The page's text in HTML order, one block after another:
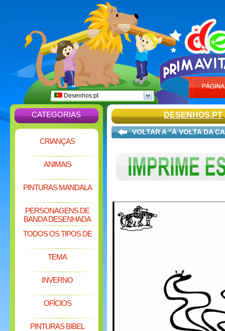
Desenhos.pt
CATEGORIAS
CRIANÇAS
ANIMAIS
PINTURAS MANDALA
PERSONAGENS DE
BANDA DESENHADA
TODOS OS TIPOS DE
TEMA
INVERNO
OFÍCIOS
PINTURAS BIBEL
DESENHOS.PT
VOLTAR A "Á VOLTA DA